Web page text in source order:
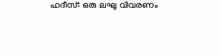
ഹദീസ്: ഒരു ലഘു വിവരണം